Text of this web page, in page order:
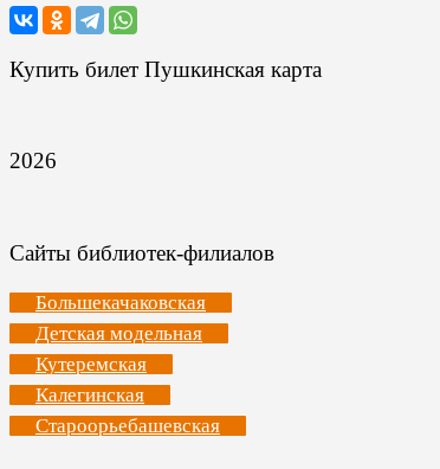
Купить билет Пушкинская карта
2026
Сайты библиотек-филиалов
Большекачаковская
Детская модельная
Кутеремская
Калегинская
Староорьебашевская